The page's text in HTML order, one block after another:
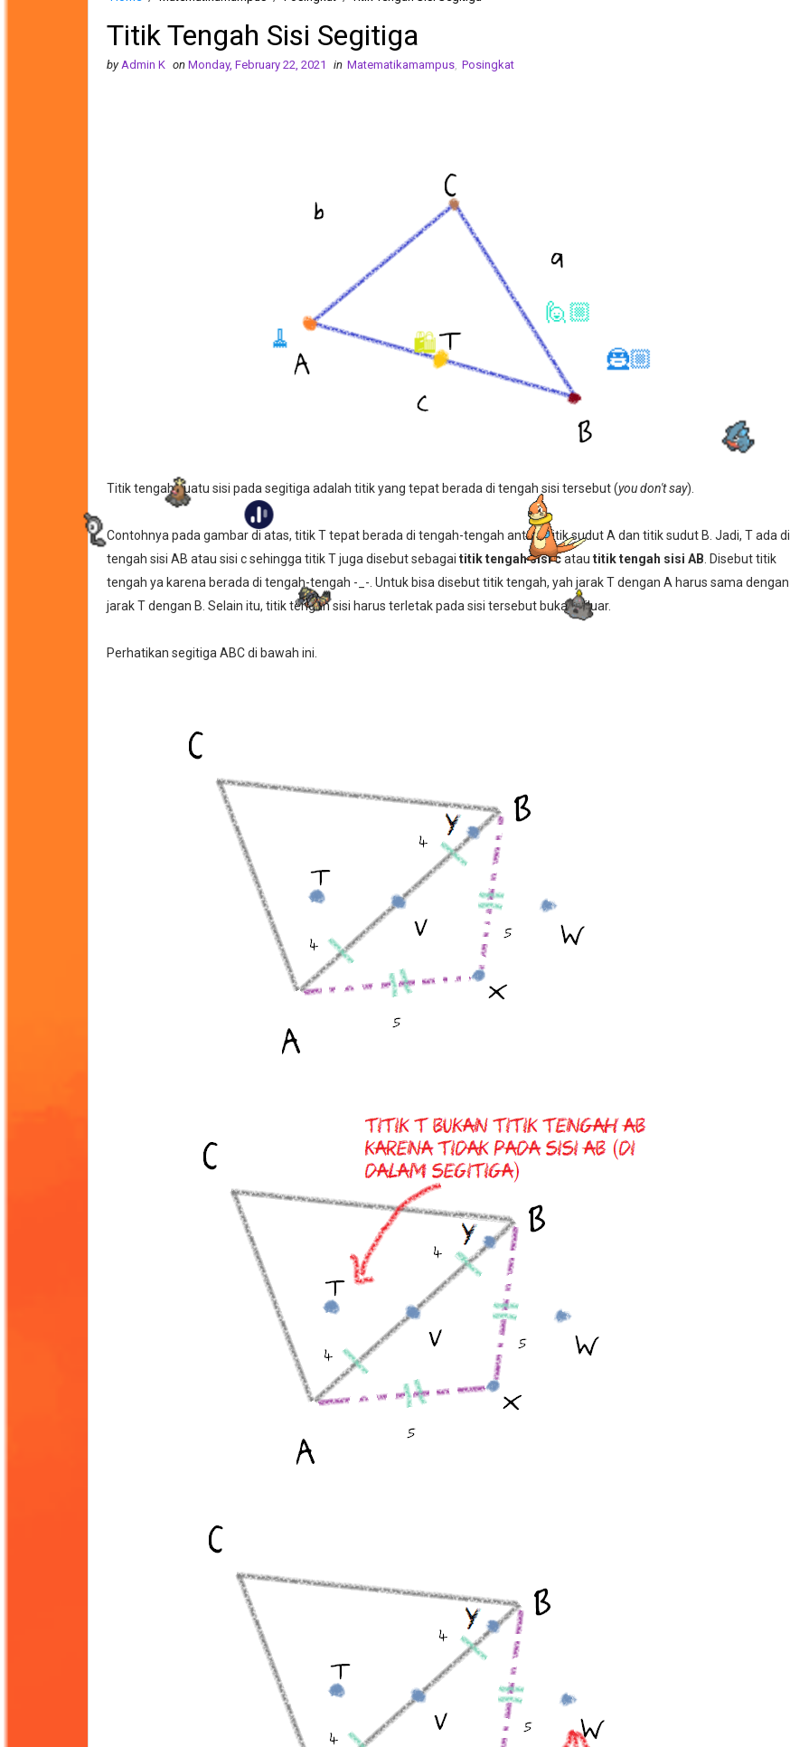
Titik Tengah Sisi Segitiga
by Admin K on Monday, February 22, 2021 in Matematikamampus Posingkat
Titik tengah suatu sisi pada segitiga adalah titik yang tepat berada di tengah sisi tersebut (you don't say).
Contohnya pada gambar di atas, titik T tepat berada di tengah-tengah antara titik sudut A dan titik sudut B. Jadi, T ada di
tengah sisi AB atau sisi c sehingga titik T juga disebut sebagai titik tengah sisi catau titik tengah sisi AB . Disebut titik
tengah ya karena berada di tengah-tengah -_-. Untuk bisa disebut titik tengah, yah jarak T dengan A harus sama dengan
jarak T dengan B. Selain itu, titik tengah sisi harus terletak pada sisi tersebut bukan diluar.
Perhatikan segitiga ABC di bawah ini.
🧹
🙋🏼